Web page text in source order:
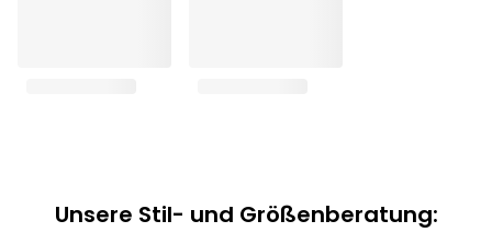
Unsere Stil- und Größenberatung: